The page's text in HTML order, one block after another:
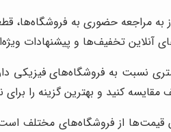
به مراجعه حضوری به فروشگاه‌ها،
آنلاین تخفیف‌ها و پیشنهادات
نسبت به فروشگاه‌های
کنید و بهترین گزینه را برای
قیمت‌ها از فروشگاه‌های مختلف